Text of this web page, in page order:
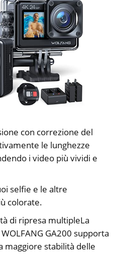
con correzione del
le lunghezze
i video più vividi e
selfie e le altre
colorate.
di ripresa multipleLa
GA200 supporta
maggiore stabilità delle